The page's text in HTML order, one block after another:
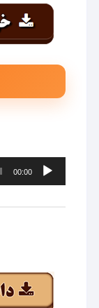
پخش‌کننده
صوت
00:00